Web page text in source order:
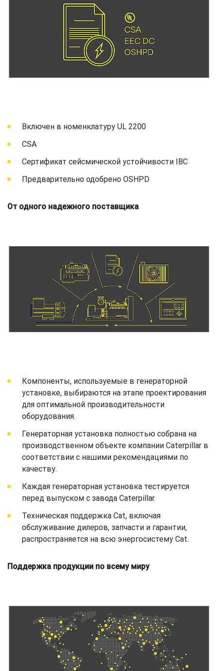
Включен в номенклатуру UL 2200
CSA
Сертификат сейсмической устойчивости IBC
Предварительно одобрено OSHPD
От одного надежного поставщика
Компоненты, используемые в генераторной
установке, выбираются на этапе проектирования
для оптимальной производительности
оборудования.
Генераторная установка полностью собрана на
производственном объекте компании Caterpillar в
соответствии с нашими рекомендациями по
качеству.
Каждая генераторная установка тестируется
перед выпуском с завода Caterpillar.
Техническая поддержка Cat, включая
обслуживание дилеров, запчасти и гарантии,
распространяется на всю энергосистему Cat.
Поддержка продукции по всему миру